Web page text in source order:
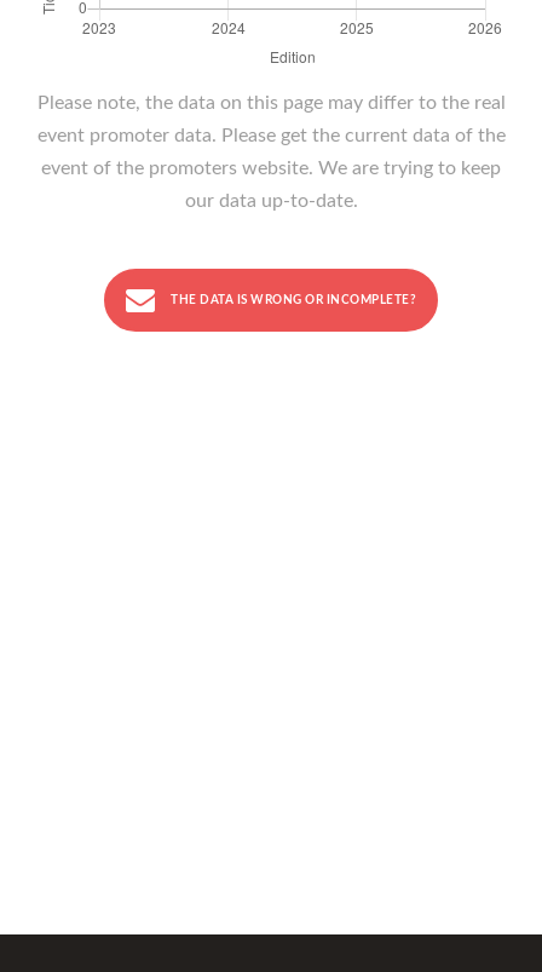
Please note, the data on this page may differ to the real
event promoter data. Please get the current data of the
event of the promoters website. We are trying to keep
our data up-to-date.
THE DATA IS WRONG OR INCOMPLETE?